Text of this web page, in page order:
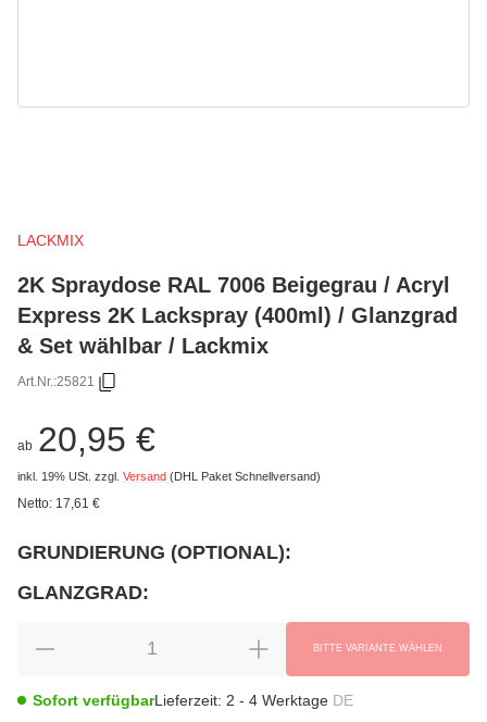
LACKMIX
2K Spraydose RAL 7006 Beigegrau / Acryl
Express 2K Lackspray (400ml) / Glanzgrad
& Set wählbar / Lackmix
Art.Nr.:25821
ab 20,95 €
inkl. 19% USt. zzgl. Versand (DHL Paket Schnellversand)
Netto: 17,61 €
GRUNDIERUNG (OPTIONAL):
GLANZGRAD:
BITTE VARIANTE WÄHLEN
Sofort verfügbarLieferzeit: 2 - 4 Werktage DE